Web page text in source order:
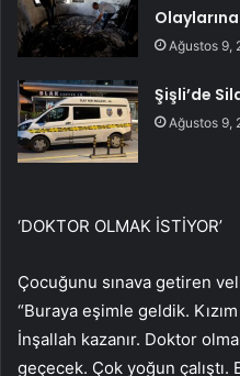
Ağustos 9,
Şişli’de
Ağustos 9,
‘DOKTOR OLMAK İSTİYOR’
Çocuğunu sınava getiren
“Buraya eşimle geldik.
İnşallah kazanır. Doktor
geçecek. Çok yoğun